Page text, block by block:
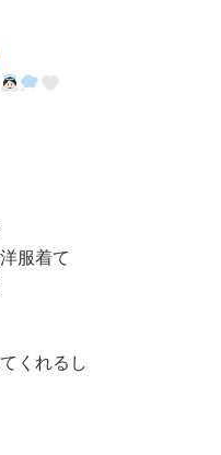
服着て
くれるし